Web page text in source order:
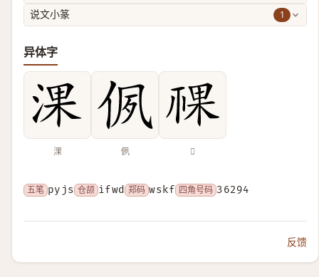
说文小篆 1
异体字
淉 㑉 𥚌
五笔 pyjs 仓颉 ifwd 郑码 wskf 四角号码 36294
反馈